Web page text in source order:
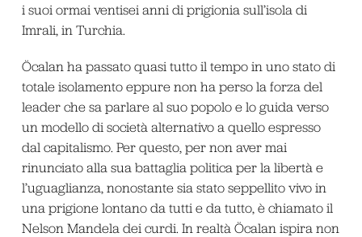
i suoi ormai ventisei anni di prigionia sull’isola di
Imrali, in Turchia.
Öcalan ha passato quasi tutto il tempo in uno stato di
totale isolamento eppure non ha perso la forza del
leader che sa parlare al suo popolo e lo guida verso
un modello di società alternativo a quello espresso
dal capitalismo. Per questo, per non aver mai
rinunciato alla sua battaglia politica per la libertà e
l’uguaglianza, nonostante sia stato seppellito vivo in
una prigione lontano da tutti e da tutto, è chiamato il
Nelson Mandela dei curdi. In realtà Öcalan ispira non